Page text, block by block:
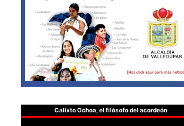
Calixto Ochoa, el filósofo del acordeón